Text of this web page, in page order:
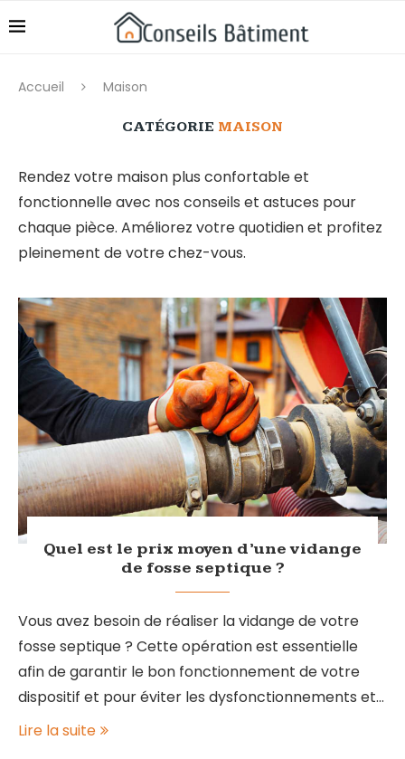
Accueil Maison
CATÉGORIE MAISON
Rendez votre maison plus confortable et
fonctionnelle avec nos conseils et astuces pour
chaque pièce. Améliorez votre quotidien et profitez
pleinement de votre chez-vous.
Quel est le prix moyen d’une vidange
de fosse septique ?
Vous avez besoin de réaliser la vidange de votre
fosse septique ? Cette opération est essentielle
afin de garantir le bon fonctionnement de votre
dispositif et pour éviter les dysfonctionnements et…
Lire la suite